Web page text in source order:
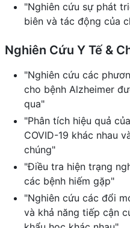
"Nghiên cứu sự phát
biên và tác động của
Nghiên Cứu Y Tế &
"Nghiên cứu các
cho bệnh Alzheimer
qua"
"Phân tích hiệu quả
COVID-19 khác nhau
chúng"
"Điều tra hiện trạng
các bệnh hiếm gặp"
"Nghiên cứu các đổi
và khả năng tiếp cận